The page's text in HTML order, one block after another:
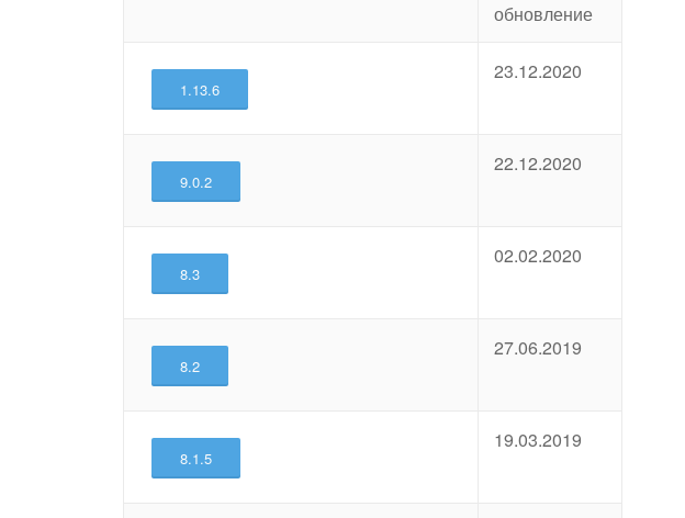
обновление
1.13.6
23.12.2020
9.0.2
22.12.2020
8.3
02.02.2020
8.2
27.06.2019
8.1.5
19.03.2019